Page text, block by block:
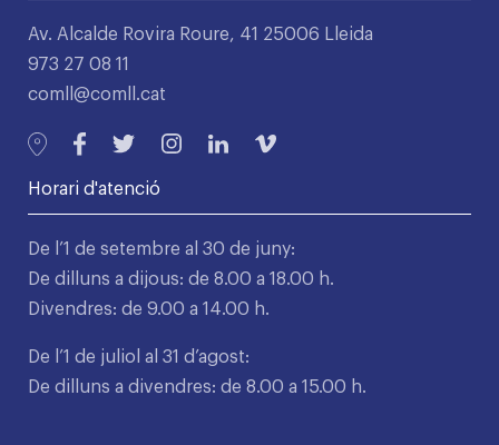
Av. Alcalde Rovira Roure, 41 25006 Lleida
973 27 08 11
comll@comll.cat
Horari d'atenció
De l’1 de setembre al 30 de juny:
De dilluns a dijous: de 8.00 a 18.00 h.
Divendres: de 9.00 a 14.00 h.
De l’1 de juliol al 31 d’agost:
De dilluns a divendres: de 8.00 a 15.00 h.